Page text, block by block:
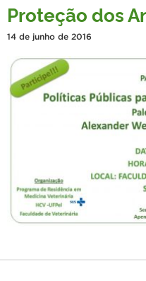
PORTARIAS
Proteção dos
14 de junho de 2016